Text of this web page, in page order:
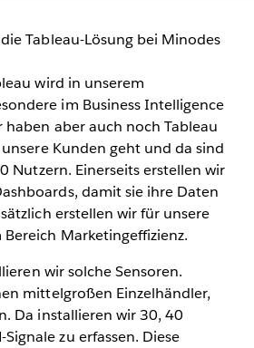
Tableau-Lösung bei Minodes
wird in unserem
im Business Intelligence
haben aber auch noch Tableau
Kunden geht und da sind
Nutzern. Einerseits erstellen wir
damit sie ihre Daten
erstellen wir für unsere
Marketingeffizienz.
wir solche Sensoren.
mittelgroßen Einzelhändler,
Da installieren wir 30, 40
zu erfassen. Diese